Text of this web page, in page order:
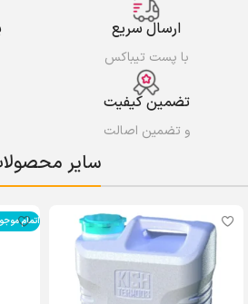
ارسال سریع
با پست تیباکس
تضمین کیفیت
و تضمین اصالت
سایر
اتمام